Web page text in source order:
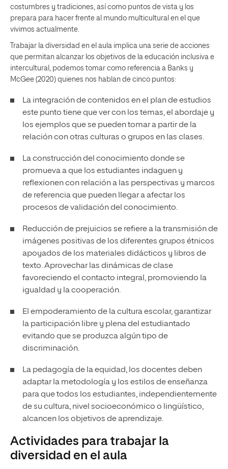
costumbres y tradiciones, así como puntos de vista y los
prepara para hacer frente al mundo multicultural en el que
vivimos actualmente.
Trabajar la diversidad en el aula implica una serie de acciones
que permitan alcanzar los objetivos de la educación inclusiva e
intercultural, podemos tomar como referencia a Banks y
McGee (2020) quienes nos hablan de cinco puntos:
La integración de contenidos en el plan de estudios
este punto tiene que ver con los temas, el abordaje y
los ejemplos que se pueden tomar a partir de la
relación con otras culturas o grupos en las clases.
La construcción del conocimiento donde se
promueva a que los estudiantes indaguen y
reflexionen con relación a las perspectivas y marcos
de referencia que pueden llegar a afectar los
procesos de validación del conocimiento.
Reducción de prejuicios se refiere a la transmisión de
imágenes positivas de los diferentes grupos étnicos
apoyados de los materiales didácticos y libros de
texto. Aprovechar las dinámicas de clase
favoreciendo el contacto integral, promoviendo la
igualdad y la cooperación.
El empoderamiento de la cultura escolar, garantizar
la participación libre y plena del estudiantado
evitando que se produzca algún tipo de
discriminación.
La pedagogía de la equidad, los docentes deben
adaptar la metodología y los estilos de enseñanza
para que todos los estudiantes, independientemente
de su cultura, nivel socioeconómico o lingüístico,
alcancen los objetivos de aprendizaje.
Actividades para trabajar la
diversidad en el aula